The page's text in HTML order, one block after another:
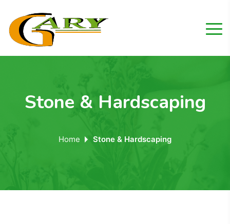
Stone & Hardscaping
Home Stone & Hardscaping